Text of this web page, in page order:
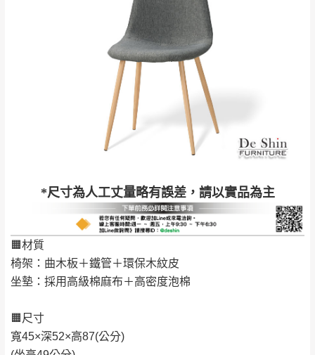
*尺寸為人工丈量略有誤差，請以實品為主
🟧材質
椅架：曲木板＋鐵管＋環保木紋皮
坐墊：採用高級棉麻布＋高密度泡棉
🟧尺寸
寬45×深52×高87(公分)
＊A108產品另收運費
來、平溪、九份、
林、福隆、淡水山
區、北投湖山路、
基隆
$ 9,000以上：免
$ 9,000以下：
NT$500元
＊A108產品另收運費
基隆山區
苗栗
運費
$ 9,000以下：
苗栗至基隆；其它地區暫不開放，如因特殊
地型限制(山區、鄉、鎮、村)、樓梯太小、無
法搬運上樓等因素，導致無法配送，
保有出貨的權利。
保護物流人員的工作安全，賣家無提供吊掛
服務，若需以吊車或其他的吊掛方式吊運，
費用將由買方自行支付。
機當天到貨前皆會再與您通知，讓你不用整
天在家等貨，以節省您的寶貴時間。
由於百貨公司配送較為不易，故暫無法配送
至百貨公司內部。
若您選擇三聯式或索取兩聯式發票，發票將於商品
完成出貨15個工作天另行寄出，另外約加上2~7個